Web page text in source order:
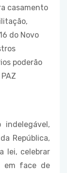
casamento
do Novo
poderão
República,
lei, celebrar
em face de